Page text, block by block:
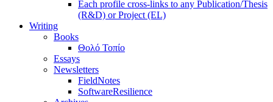
Each profile cross-links to any Publication/Thesis
(R&D) or Project (EL)
Writing
Books
Θολό Τοπίο
Essays
Newsletters
FieldNotes
SoftwareResilience